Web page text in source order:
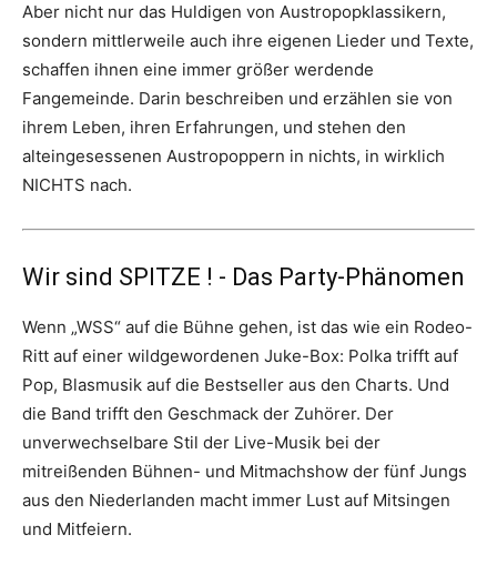
Aber nicht nur das Huldigen von Austropopklassikern,
sondern mittlerweile auch ihre eigenen Lieder und Texte,
schaffen ihnen eine immer größer werdende
Fangemeinde. Darin beschreiben und erzählen sie von
ihrem Leben, ihren Erfahrungen, und stehen den
alteingesessenen Austropoppern in nichts, in wirklich
NICHTS nach.
Wir sind SPITZE ! - Das Party-Phänomen
Wenn „WSS“ auf die Bühne gehen, ist das wie ein Rodeo-
Ritt auf einer wildgewordenen Juke-Box: Polka trifft auf
Pop, Blasmusik auf die Bestseller aus den Charts. Und
die Band trifft den Geschmack der Zuhörer. Der
unverwechselbare Stil der Live-Musik bei der
mitreißenden Bühnen- und Mitmachshow der fünf Jungs
aus den Niederlanden macht immer Lust auf Mitsingen
und Mitfeiern.